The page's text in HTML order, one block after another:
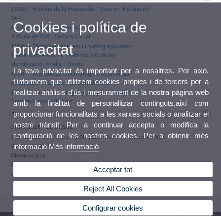
33889 - Història de la Fotografia - Grau en Història de
l’Art
41012 - Enfoques y temas - Màster Universitari en
Història de l'Art i Cultura Visual
43500 - Tècniques conserv i investig aplicades -
Màster Universitari en Patrimoni Cultural:
Identificació, Anàlisi i Gestió
33891 - Modernitat cinematograf. audiovisual
postmodern - Grau en Història de l’Art
33890 - L'Art Cinematogràfic, Origen i Classicisme -
Grau en Història de l’Art
Tutories
01/09/2026 - 29/01/2027
MIÉRCOLES de 11:00 a 14:00 DESPATX 317 Planta 3 ANNEX
DEPARTAMENTAL
Observacions
Participa en el programa de tutories electròniques de la Universitat de
València
Cookies i política de
privacitat
La teva privacitat és important per a nosaltres. Per això,
t'informem que utilitzem cookies pròpies i de tercers per a
realitzar anàlisis d'ús i mesurament de la nostra pàgina web
amb la finalitat de personalitzar continguts,així com
proporcionar funcionalitats a les xarxes socials o analitzar el
nostre trànsit. Per a continuar accepta o modifica la
configuració de les nostres cookies. Per a obtenir més
informacióMés informació
Acceptar tot
Reject All Cookies
Configurar cookies